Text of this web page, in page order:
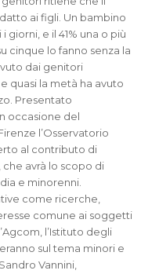
ai figli. Un bambino
e il 41% una o più
cinque lo fanno senza la
dai genitori
quasi la metà ha avuto
Presentato
occasione del
l’Osservatorio
al contributo di
avrà lo scopo di
e minorenni.
come ricerche,
comune ai soggetti
l’Istituto degli
sul tema minori e
Vannini,